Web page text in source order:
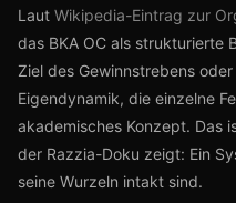
Laut Wikipedia-Eintrag zur
das BKA OC als strukturierte
Ziel des Gewinnstrebens
Eigendynamik, die einzelne
akademisches Konzept. Das
der Razzia-Doku zeigt: Ein
seine Wurzeln intakt sind.